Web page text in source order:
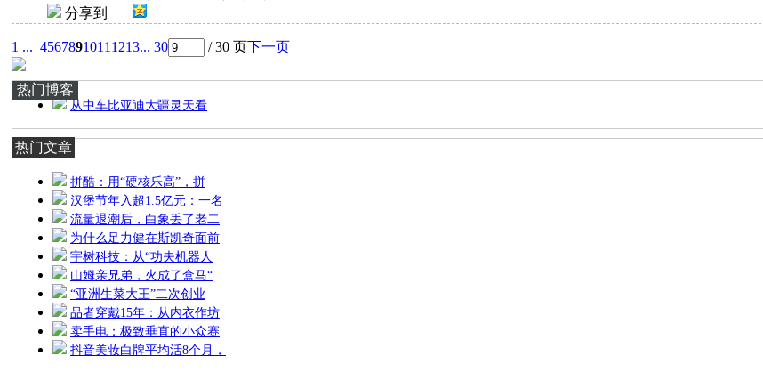
分享到
1 ... 4567891011 1213... 30 / 30 页下一页
热门博客
从中车比亚迪大疆灵天看
热门文章
拼酷：用“硬核乐高”，拼
汉堡节年入超1.5亿元：一名
流量退潮后，白象丢了老二
为什么足力健在斯凯奇面前
宇树科技：从“功夫机器人
山姆亲兄弟，火成了盒马“
“亚洲生菜大王”二次创业
品者穿戴15年：从内衣作坊
卖手电：极致垂直的小众赛
抖音美妆白牌平均活8个月，